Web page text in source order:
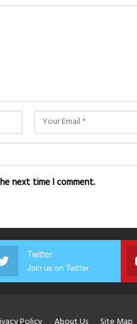
next time I comment.
Twitter
Join us on Twitter